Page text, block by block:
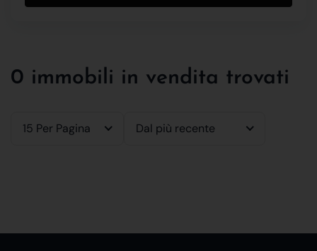
0 immobili in vendita trovati
15 Per Pagina Dal più recente